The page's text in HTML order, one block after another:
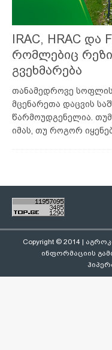
IRAC, HRAC და
რომლებიც
გვეხმარება
თანამედროვე სოფლის
მცენარეთა დაცვის
წარმოუდგენელია.
იმას, თუ როგორ
Copyright © 2014 |
ინფორმაციის